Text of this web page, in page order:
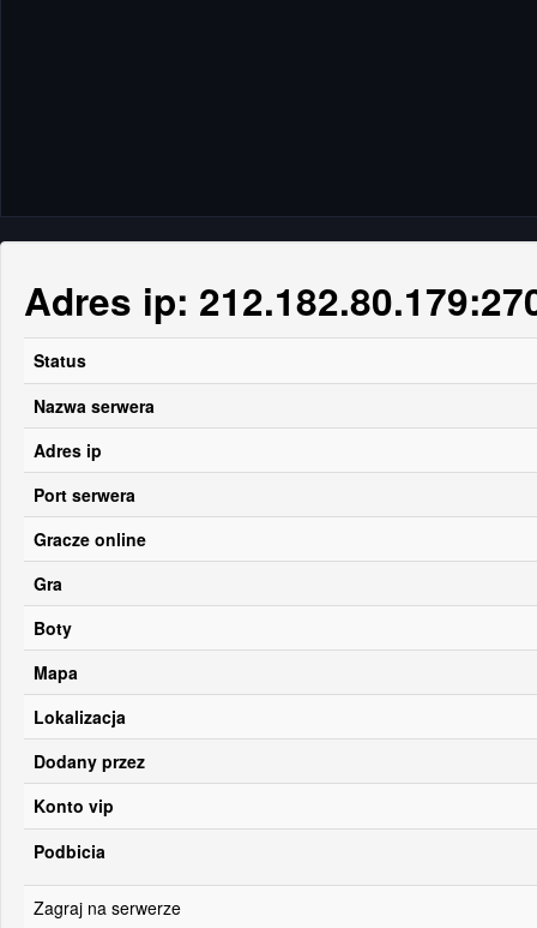
Adres ip:
Status
Nazwa serwera
Adres ip
Port serwera
Gracze online
Gra
Boty
Mapa
Lokalizacja
Dodany przez
Konto vip
Podbicia
Zagraj na serwerze